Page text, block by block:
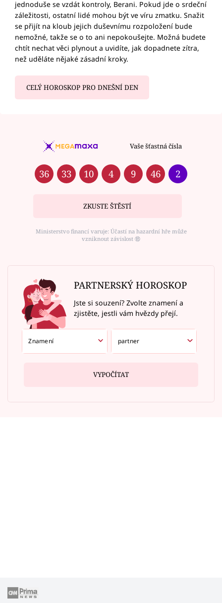
jednoduše se vzdát kontroly, Berani. Pokud jde o srdeční
záležitosti, ostatní lidé mohou být ve víru zmatku. Snažit
se přijít na kloub jejich duševnímu rozpoložení bude
nemožné, takže se o to ani nepokoušejte. Možná budete
chtít nechat věci plynout a uvidíte, jak dopadnete zítra,
než uděláte nějaké zásadní kroky.
CELÝ HOROSKOP PRO DNEŠNÍ DEN
Vaše šťastná čísla
36 33 10 4 9 46 2
ZKUSTE ŠTĚSTÍ
Ministerstvo financí varuje: Účastí na hazardní hře může
vzniknout závislost ⑱
PARTNERSKÝ HOROSKOP
Jste si souzení? Zvolte znamení a
zjistěte, jestli vám hvězdy přejí.
VYPOČÍTAT